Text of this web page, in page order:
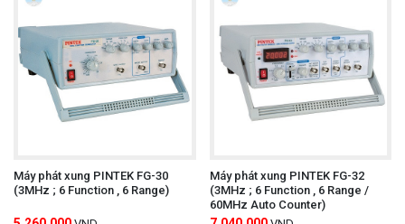
Máy phát xung PINTEK FG-30
(3MHz ; 6 Function , 6 Range)
Máy phát xung PINTEK FG-32
(3MHz ; 6 Function , 6 Range /
60MHz Auto Counter)